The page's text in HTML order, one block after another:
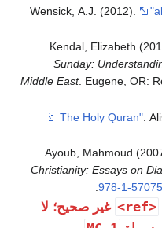
Wensick, A.J. (2012).
Kendal, Elizabeth
Sunday:
Middle East. Eugene, OR:
.
Ayoub, Mahmoud
Christianity: Essays on
978-1-
.
<ref>
غير صحيح؛ لا